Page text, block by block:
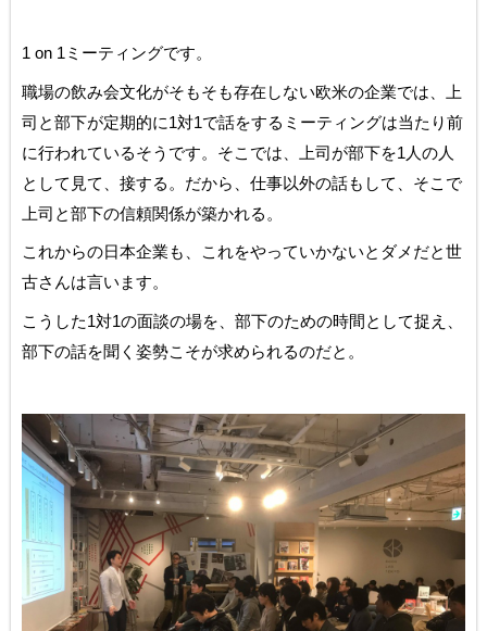
1 on 1ミーティングです。
職場の飲み会文化がそもそも存在しない欧米の企業では、上
司と部下が定期的に1対1で話をするミーティングは当たり前
に行われているそうです。そこでは、上司が部下を1人の人
として見て、接する。だから、仕事以外の話もして、そこで
上司と部下の信頼関係が築かれる。
これからの日本企業も、これをやっていかないとダメだと世
古さんは言います。
こうした1対1の面談の場を、部下のための時間として捉え、
部下の話を聞く姿勢こそが求められるのだと。